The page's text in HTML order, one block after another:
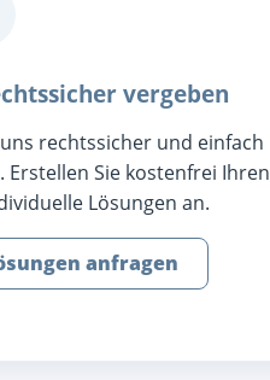
vergeben
rechtssicher und einfach
Sie kostenfrei Ihren
Lösungen an.
anfragen